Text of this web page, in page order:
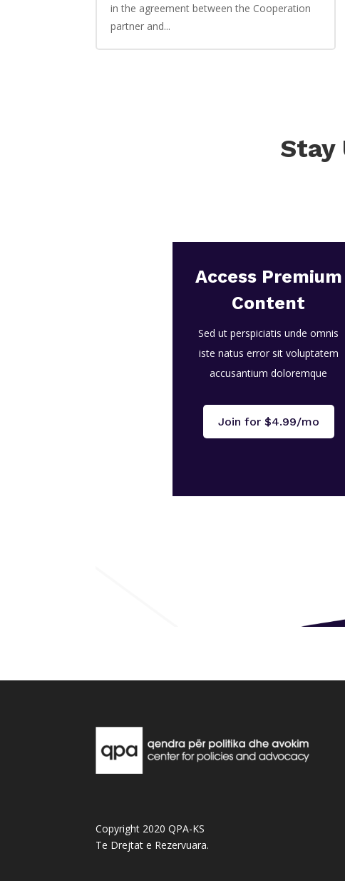
in the agreement between the Cooperation
partner and...
Stay
Access Premium
Content
Sed ut perspiciatis unde omnis
iste natus error sit voluptatem
accusantium doloremque
Join for $4.99/mo
Copyright 2020 QPA-KS
Te Drejtat e Rezervuara.